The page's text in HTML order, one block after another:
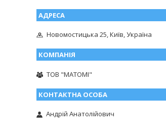
Новомостицька 25, Київ, Україна
ТОВ "МАТОМІ"
Андрій Анатолійович